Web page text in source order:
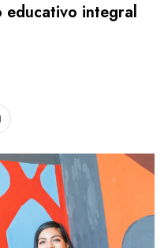
educativo integral